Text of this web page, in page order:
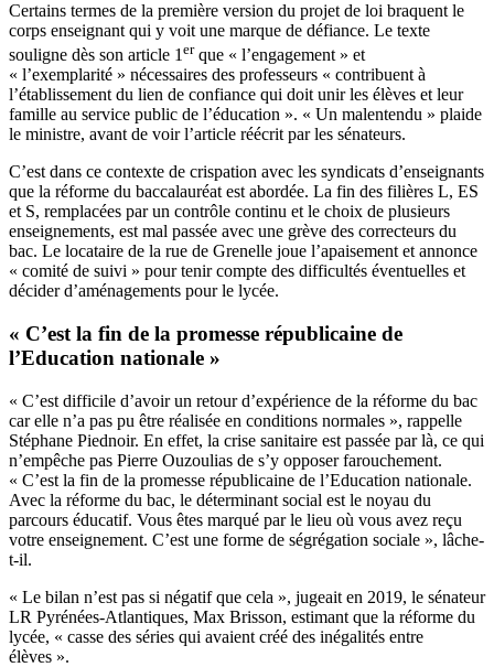
Certains termes de la première version du projet de loi braquent le
corps enseignant qui y voit une marque de défiance. Le texte
souligne dès son article 1erque « l’engagement » et
« l’exemplarité » nécessaires des professeurs « contribuent à
l’établissement du lien de confiance qui doit unir les élèves et leur
famille au service public de l’éducation ». « Un malentendu » plaide
le ministre, avant de voir l’article réécrit par les sénateurs.
C’est dans ce contexte de crispation avec les syndicats d’enseignants
que la réforme du baccalauréat est abordée. La fin des filières L, ES
et S, remplacées par un contrôle continu et le choix de plusieurs
enseignements, est mal passée avec une grève des correcteurs du
bac. Le locataire de la rue de Grenelle joue l’apaisement et annonce
« comité de suivi » pour tenir compte des difficultés éventuelles et
décider d’aménagements pour le lycée.
« C’est la fin de la promesse républicaine de
l’Education nationale »
« C’est difficile d’avoir un retour d’expérience de la réforme du bac
car elle n’a pas pu être réalisée en conditions normales », rappelle
Stéphane Piednoir. En effet, la crise sanitaire est passée par là, ce qui
n’empêche pas Pierre Ouzoulias de s’y opposer farouchement.
« C’est la fin de la promesse républicaine de l’Education nationale.
Avec la réforme du bac, le déterminant social est le noyau du
parcours éducatif. Vous êtes marqué par le lieu où vous avez reçu
votre enseignement. C’est une forme de ségrégation sociale », lâche-
t-il.
« Le bilan n’est pas si négatif que cela », jugeait en 2019, le sénateur
LR Pyrénées-Atlantiques, Max Brisson, estimant que la réforme du
lycée, « casse des séries qui avaient créé des inégalités entre
élèves ».